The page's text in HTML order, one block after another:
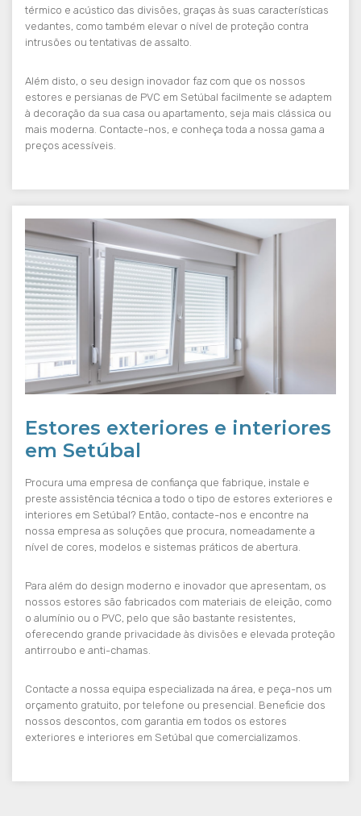
térmico e acústico das divisões, graças às suas características
vedantes, como também elevar o nível de proteção contra
intrusões ou tentativas de assalto.
Além disto, o seu design inovador faz com que os nossos
estores e persianas de PVC em Setúbal facilmente se adaptem
à decoração da sua casa ou apartamento, seja mais clássica ou
mais moderna. Contacte-nos, e conheça toda a nossa gama a
preços acessíveis.
Estores exteriores e interiores
em Setúbal
Procura uma empresa de confiança que fabrique, instale e
preste assistência técnica a todo o tipo de estores exteriores e
interiores em Setúbal? Então, contacte-nos e encontre na
nossa empresa as soluções que procura, nomeadamente a
nível de cores, modelos e sistemas práticos de abertura.
Para além do design moderno e inovador que apresentam, os
nossos estores são fabricados com materiais de eleição, como
o alumínio ou o PVC, pelo que são bastante resistentes,
oferecendo grande privacidade às divisões e elevada proteção
antirroubo e anti-chamas.
Contacte a nossa equipa especializada na área, e peça-nos um
orçamento gratuito, por telefone ou presencial. Beneficie dos
nossos descontos, com garantia em todos os estores
exteriores e interiores em Setúbal que comercializamos.